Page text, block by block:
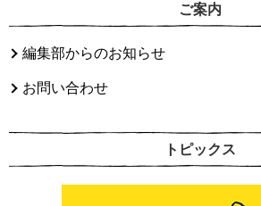
ご案内
編集部からのお知らせ
お問い合わせ
トピックス